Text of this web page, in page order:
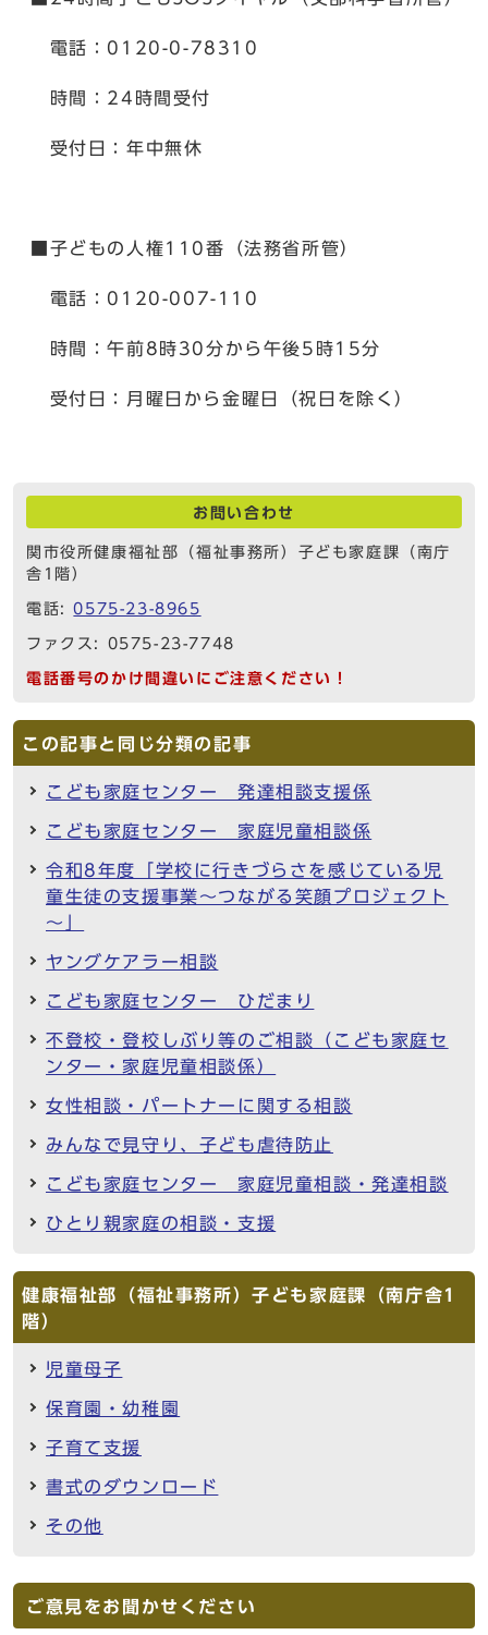
電話：0120-0-78310
時間：24時間受付
受付日：年中無休
■子どもの人権110番（法務省所管）
電話：0120-007-110
時間：午前8時30分から午後5時15分
受付日：月曜日から金曜日（祝日を除く）
お問い合わせ
関市役所健康福祉部（福祉事務所）子ども家庭課（南庁
舎1階）
電話:0575-23-8965
ファクス: 0575-23-7748
電話番号のかけ間違いにご注意ください！
この記事と同じ分類の記事
こども家庭センター 発達相談支援係
こども家庭センター 家庭児童相談係
令和8年度「学校に行きづらさを感じている児
童生徒の支援事業～つながる笑顔プロジェクト
～」
ヤングケアラー相談
こども家庭センター ひだまり
不登校・登校しぶり等のご相談（こども家庭セ
ンター・家庭児童相談係）
女性相談・パートナーに関する相談
みんなで見守り、子ども虐待防止
こども家庭センター 家庭児童相談・発達相談
ひとり親家庭の相談・支援
健康福祉部（福祉事務所）子ども家庭課（南庁舎1
階）
児童母子
保育園・幼稚園
子育て支援
書式のダウンロード
その他
ご意見をお聞かせください